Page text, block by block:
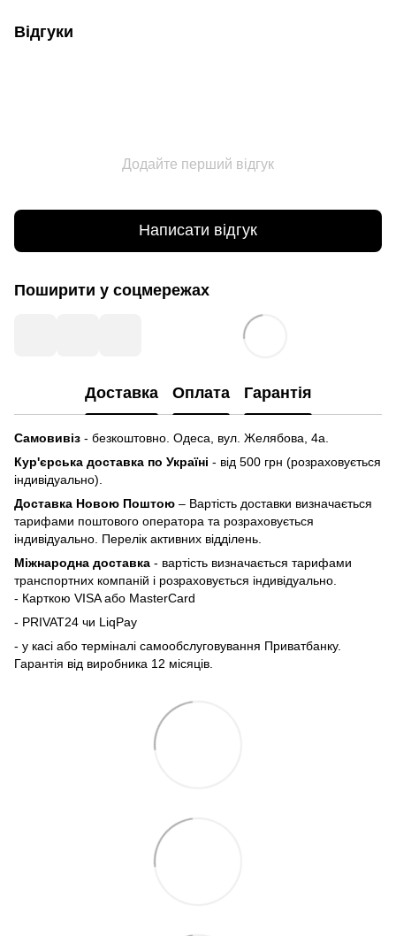
Відгуки
Додайте перший відгук
Написати відгук
Поширити у соцмережах
Доставка Оплата Гарантія
Самовивіз - безкоштовно. Одеса, вул. Желябова, 4а.
Кур'єрська доставка по Україні - від 500 грн (розраховується
індивідуально).
Доставка Новою Поштою – Вартість доставки визначається
тарифами поштового оператора та розраховується
індивідуально. Перелік активних відділень.
Міжнародна доставка - вартість визначається тарифами
транспортних компаній і розраховується індивідуально.
- Карткою VISA або MasterCard
- PRIVAT24 чи LiqPay
- у касі або терміналі самообслуговування Приватбанку.
Гарантія від виробника 12 місяців.